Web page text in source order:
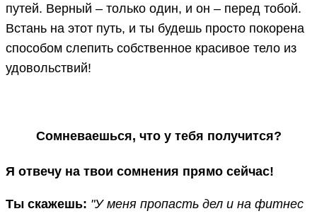
путей. Верный – только один, и он – перед тобой.
Встань на этот путь, и ты будешь просто покорена
способом слепить собственное красивое тело из
удовольствий!
Сомневаешься, что у тебя получится?
Я отвечу на твои сомнения прямо сейчас!
Ты скажешь: "У меня пропасть дел и на фитнес